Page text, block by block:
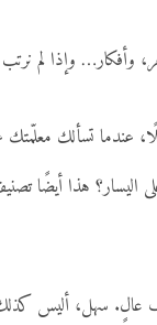
وإذا لم
عندما تسألك
هذا أيضًا
رف عالٍ. سهل،